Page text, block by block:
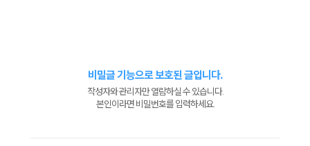
비밀글 기능으로 보호된 글입니다.
작성자와 관리자만 열람하실 수 있습니다.
본인이라면 비밀번호를 입력하세요.